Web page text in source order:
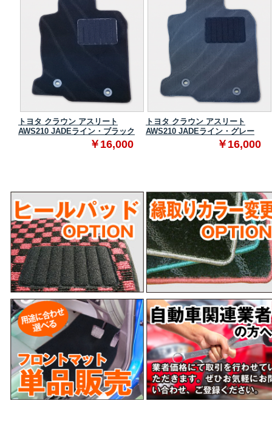
トヨタ クラウン アスリート
AWS210 JADEライン・ブラック
￥16,000
トヨタ クラウン アスリート
AWS210 JADEライン・グレー
￥16,000